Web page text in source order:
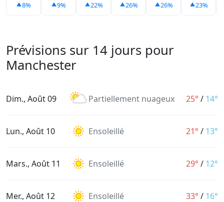
8% 9% 22% 26% 26% 23%
Prévisions sur 14 jours pour
Manchester
Dim., Août 09 Partiellement nuageux 25° / 14°
Lun., Août 10 Ensoleillé 21° / 13°
Mars., Août 11 Ensoleillé 29° / 12°
Mer., Août 12 Ensoleillé 33° / 16°